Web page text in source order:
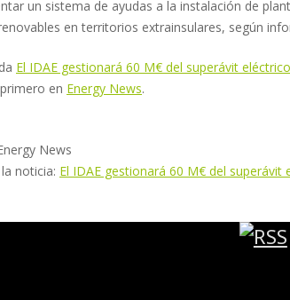
un sistema de ayudas a la instalación de
en territorios extrainsulares, según
El IDAE gestionará 60 M€ del superávit
en Energy News.
News
noticia: El IDAE gestionará 60 M€ del